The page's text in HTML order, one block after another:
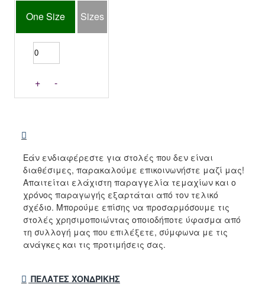
One Size
Sizes
+ -
Εάν ενδιαφέρεστε για στολές που δεν είναι
διαθέσιμες, παρακαλούμε επικοινωνήστε μαζί μας!
Απαιτείται ελάχιστη παραγγελία τεμαχίων και ο
χρόνος παραγωγής εξαρτάται από τον τελικό
σχέδιο. Μπορούμε επίσης να προσαρμόσουμε τις
στολές χρησιμοποιώντας οποιοδήποτε ύφασμα από
τη συλλογή μας που επιλέξετε, σύμφωνα με τις
ανάγκες και τις προτιμήσεις σας.
ΠΕΛΆΤΕΣ ΧΟΝΔΡΙΚΉΣ